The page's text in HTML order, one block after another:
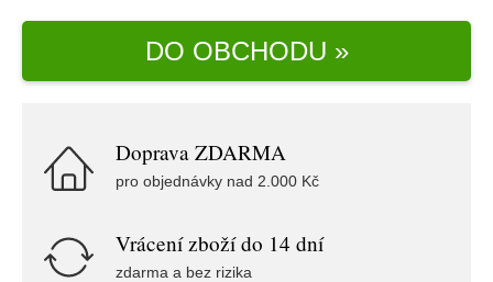
DO OBCHODU »
Doprava ZDARMA
pro objednávky nad 2.000 Kč
Vrácení zboží do 14 dní
zdarma a bez rizika